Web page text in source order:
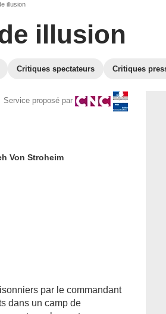
illusion
illusion
Critiques spectateurs Critiques
Service proposé par
Von Stroheim
par le commandant
dans un camp de